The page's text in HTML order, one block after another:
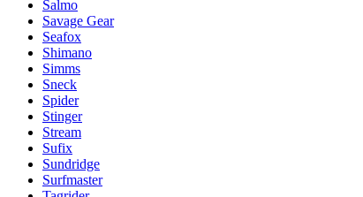
Salmo
Savage Gear
Seafox
Shimano
Simms
Sneck
Spider
Stinger
Stream
Sufix
Sundridge
Surfmaster